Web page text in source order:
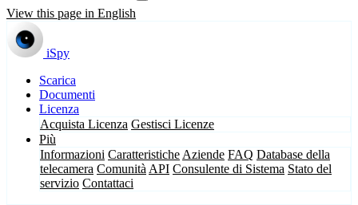
View this page in English
iSpy
Scarica
Documenti
Licenza
Acquista Licenza Gestisci Licenze
Più
Informazioni Caratteristiche Aziende FAQ Database della
telecamera Comunità API Consulente di Sistema Stato del
servizio Contattaci